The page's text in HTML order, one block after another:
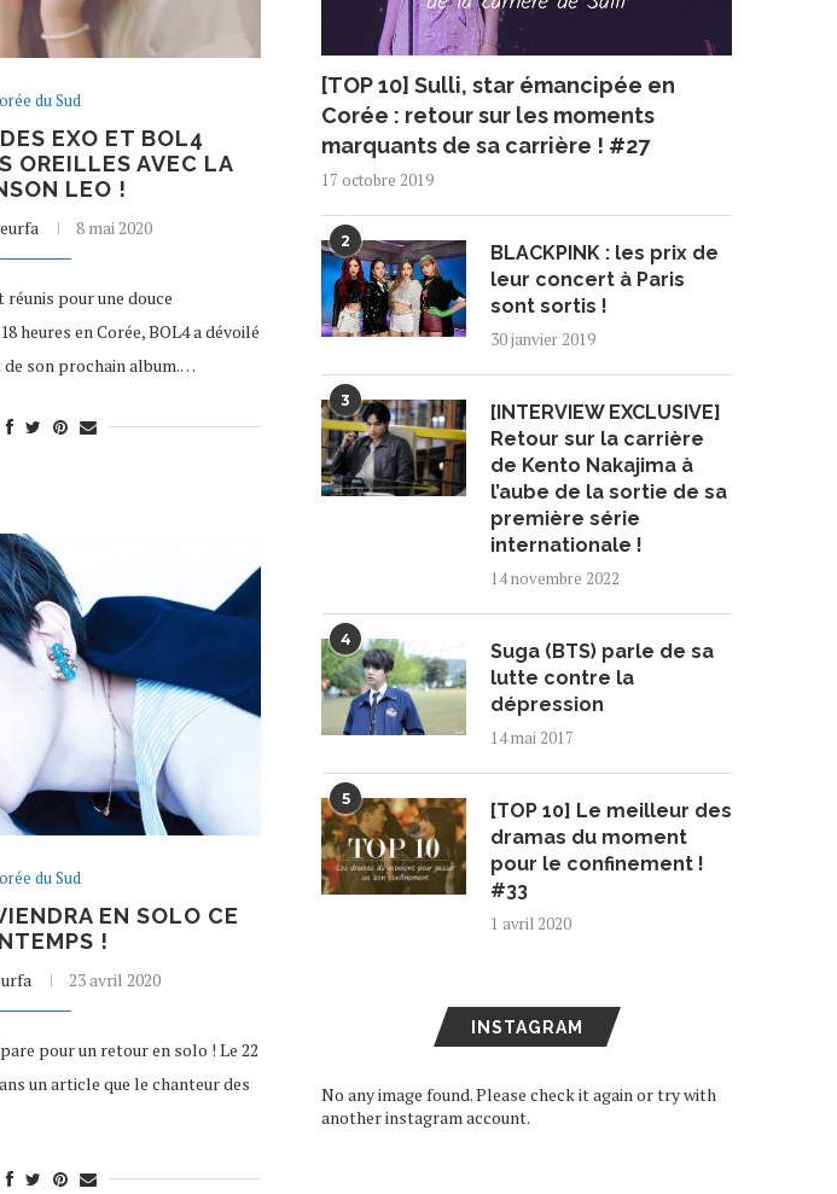
du Sud
EXO ET BOL4
OREILLES AVEC LA
LEO !
8 mai 2020
réunis pour une douce
heures en Corée, BOL4 a dévoilé
de son prochain album.…
du Sud
EN SOLO CE
!
23 avril 2020
pour un retour en solo ! Le 22
un article que le chanteur des
[TOP 10] Sulli, star émancipée en
Corée : retour sur les moments
marquants de sa carrière ! #27
17 octobre 2019
2
BLACKPINK : les prix de
leur concert à Paris
sont sortis !
30 janvier 2019
3
[INTERVIEW EXCLUSIVE]
Retour sur la carrière
de Kento Nakajima à
l’aube de la sortie de sa
première série
internationale !
14 novembre 2022
4
Suga (BTS) parle de sa
lutte contre la
dépression
14 mai 2017
5
[TOP 10] Le meilleur des
dramas du moment
pour le confinement !
#33
1 avril 2020
INSTAGRAM
No any image found. Please check it again or try with
another instagram account.